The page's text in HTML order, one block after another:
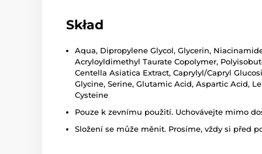
Skład
Aqua, Dipropylene Glycol, Glycerin,
Acryloyldimethyl Taurate Copolymer,
Centella Asiatica Extract, Caprylyl/Capryl
Glycine, Serine, Glutamic Acid, Aspartic Acid,
Cysteine
Pouze k zevnímu použití. Uchovávejte mimo
Složení se může měnit. Prosíme, vždy si před